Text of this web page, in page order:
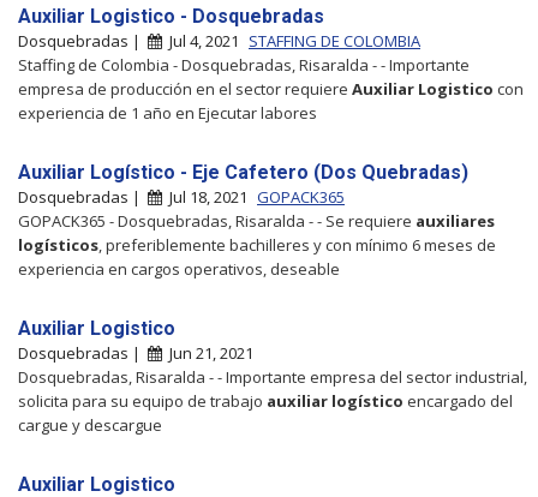
Auxiliar Logistico - Dosquebradas
Dosquebradas | Jul 4, 2021
STAFFING DE COLOMBIA
Staffing de Colombia - Dosquebradas, Risaralda - - Importante
empresa de producción en el sector requiere Auxiliar Logistico con
experiencia de 1 año en Ejecutar labores
Auxiliar Logístico - Eje Cafetero (Dos Quebradas)
Dosquebradas | Jul 18, 2021 GOPACK365
GOPACK365 - Dosquebradas, Risaralda - - Se requiere auxiliares
logísticos , preferiblemente bachilleres y con mínimo 6 meses de
experiencia en cargos operativos, deseable
Auxiliar Logistico
Dosquebradas |
Jun 21, 2021
Dosquebradas, Risaralda - - Importante empresa del sector industrial,
solicita para su equipo de trabajo auxiliar logístico encargado del
cargue y descargue
Auxiliar Logistico